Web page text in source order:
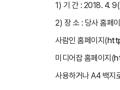
1) 기 간 : 2018. 4.
2) 장 소 : 당사 홈페
사람인 홈페이지(
미디어잡 홈페이지(
사용하거나 A4 백지